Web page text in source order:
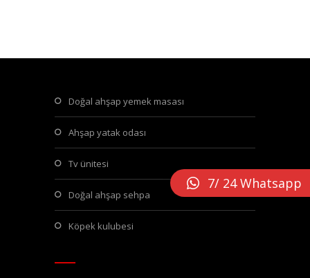
doğal ahşap yemek masası
ahşap yatak odası
tv ünitesi
doğal ahşap sehpa
köpek kulubesi
7/ 24 Whatsapp